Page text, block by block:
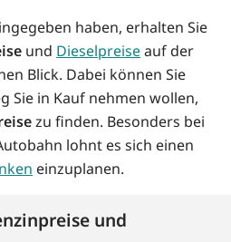
haben, erhalten Sie
und Dieselpreiseauf der
Blick. Dabei können Sie
Sie in Kauf nehmen wollen,
zu finden. Besonders bei
lohnt es sich einen
einzuplanen.
und